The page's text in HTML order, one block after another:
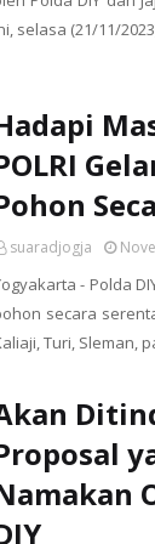
selasa (21/11/
suaradjogja
- Polda
secara
Turi, Sleman,